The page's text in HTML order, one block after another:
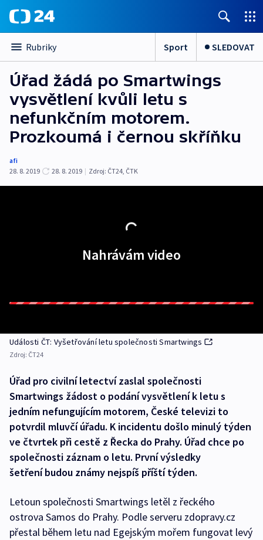
Rubriky Sport SLEDOVAT
Úřad žádá po Smartwings
vysvětlení kvůli letu s
nefunkčním motorem.
Prozkoumá i černou skříňku
afi
28. 8. 2019
28. 8. 2019 | Zdroj: ČT24, ČTK
Nahrávám video
Události ČT: Vyšetřování letu společnosti Smartwings
Zdroj: ČT24
Úřad pro civilní letectví zaslal společnosti
Smartwings žádost o podání vysvětlení k letu s
jedním nefungujícím motorem, České televizi to
potvrdil mluvčí úřadu. K incidentu došlo minulý týden
ve čtvrtek při cestě z Řecka do Prahy. Úřad chce po
společnosti záznam o letu. První výsledky
šetření budou známy nejspíš příští týden.
Letoun společnosti Smartwings letěl z řeckého
ostrova Samos do Prahy. Podle serveru zdopravy.cz
přestal během letu nad Egejským mořem fungovat levý